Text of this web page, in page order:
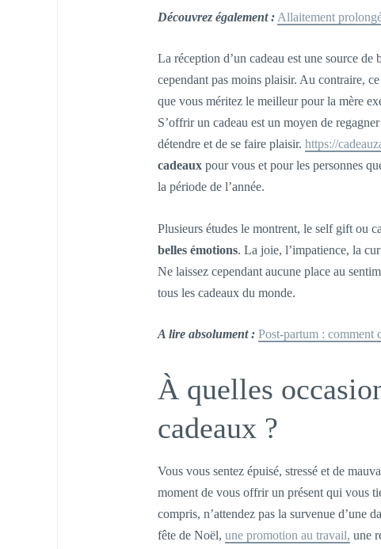
Découvrez également : Allaitement
La réception d’un cadeau est une source
cependant pas moins plaisir. Au contraire,
que vous méritez le meilleur pour la mère
S’offrir un cadeau est un moyen de
détendre et de se faire plaisir. https://
cadeauxpour vous et pour les personnes
la période de l’année.
Plusieurs études le montrent, le self gift ou
belles émotions. La joie, l’impatience, la
Ne laissez cependant aucune place au
tous les cadeaux du monde.
A lire absolument : Post-partum : comment
À quelles
cadeaux ?
Vous vous sentez épuisé, stressé et de
moment de vous offrir un présent qui vous
compris, n’attendez pas la survenue d’une
fête de Noël, une promotion au travail, une